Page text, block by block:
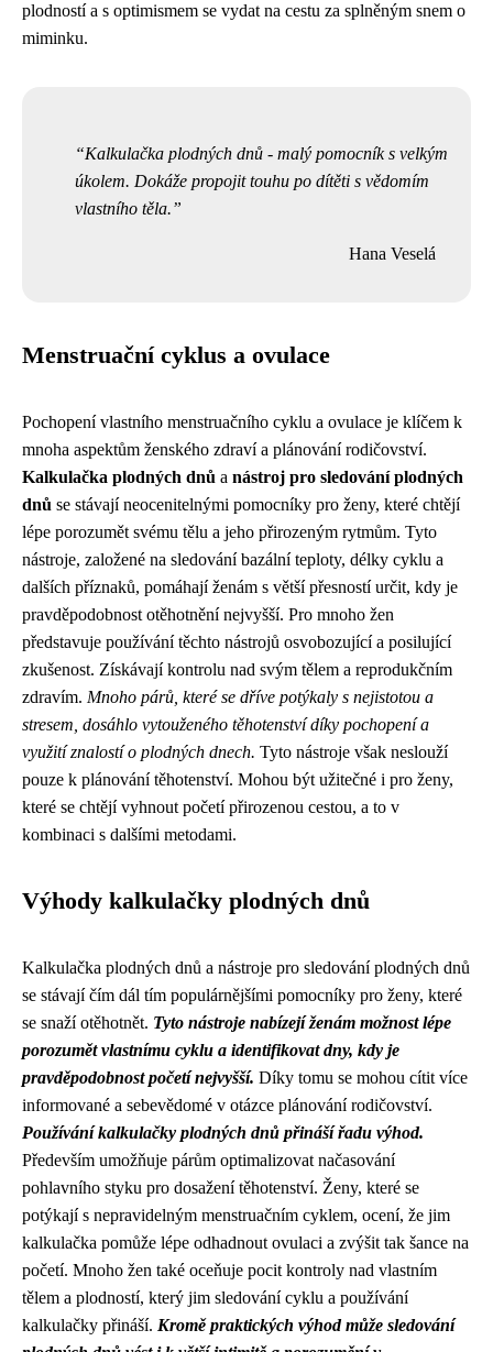
plodností a s optimismem se vydat na cestu za splněným snem o
miminku.
Kalkulačka plodných dnů - malý pomocník s velkým
úkolem. Dokáže propojit touhu po dítěti s vědomím
vlastního těla.
Hana Veselá
Menstruační cyklus a ovulace
Pochopení vlastního menstruačního cyklu a ovulace je klíčem k
mnoha aspektům ženského zdraví a plánování rodičovství.
Kalkulačka plodných dnů a nástroj pro sledování plodných
dnů se stávají neocenitelnými pomocníky pro ženy, které chtějí
lépe porozumět svému tělu a jeho přirozeným rytmům. Tyto
nástroje, založené na sledování bazální teploty, délky cyklu a
dalších příznaků, pomáhají ženám s větší přesností určit, kdy je
pravděpodobnost otěhotnění nejvyšší. Pro mnoho žen
představuje používání těchto nástrojů osvobozující a posilující
zkušenost. Získávají kontrolu nad svým tělem a reprodukčním
zdravím. Mnoho párů, které se dříve potýkaly s nejistotou a
stresem, dosáhlo vytouženého těhotenství díky pochopení a
využití znalostí o plodných dnech. Tyto nástroje však neslouží
pouze k plánování těhotenství. Mohou být užitečné i pro ženy,
které se chtějí vyhnout početí přirozenou cestou, a to v
kombinaci s dalšími metodami.
Výhody kalkulačky plodných dnů
Kalkulačka plodných dnů a nástroje pro sledování plodných dnů
se stávají čím dál tím populárnějšími pomocníky pro ženy, které
se snaží otěhotnět. Tyto nástroje nabízejí ženám možnost lépe
porozumět vlastnímu cyklu a identifikovat dny, kdy je
pravděpodobnost početí nejvyšší. Díky tomu se mohou cítit více
informované a sebevědomé v otázce plánování rodičovství.
Používání kalkulačky plodných dnů přináší řadu výhod.
Především umožňuje párům optimalizovat načasování
pohlavního styku pro dosažení těhotenství. Ženy, které se
potýkají s nepravidelným menstruačním cyklem, ocení, že jim
kalkulačka pomůže lépe odhadnout ovulaci a zvýšit tak šance na
početí. Mnoho žen také oceňuje pocit kontroly nad vlastním
tělem a plodností, který jim sledování cyklu a používání
kalkulačky přináší. Kromě praktických výhod může sledování